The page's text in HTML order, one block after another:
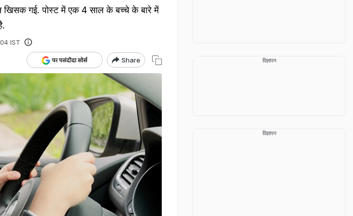
खिसक गई. पोस्ट में एक 4 साल के बच्चे के बारे में
IST
Share विज्ञापन
विज्ञापन